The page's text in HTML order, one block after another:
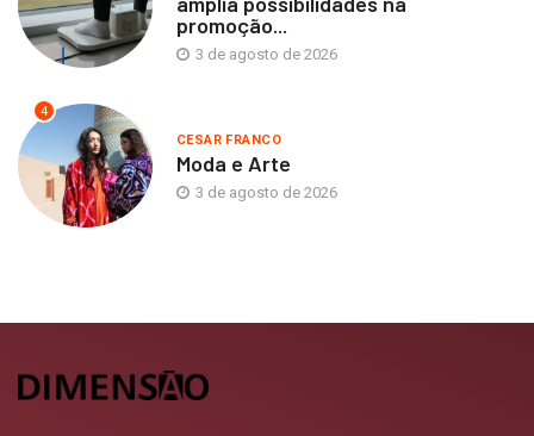
promoção...
3 de agosto de 2026
4
CESAR FRANCO
Moda e Arte
3 de agosto de 2026